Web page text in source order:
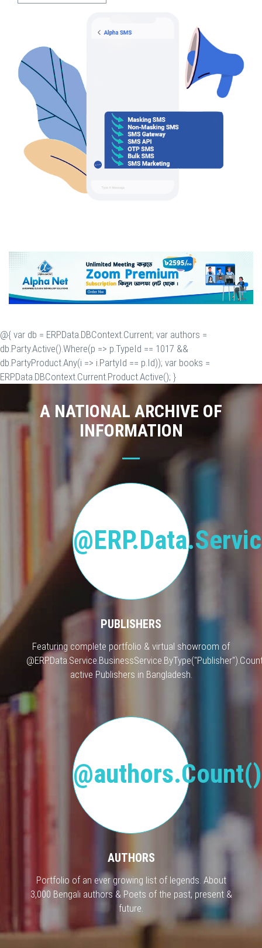
@{ var db = ERP.Data.DBContext.Current; var authors =
db.Party.Active().Where(p => p.TypeId == 1017 &&
db.PartyProduct.Any(i => i.PartyId == p.Id)); var books =
ERP.Data.DBContext.Current.Product.Active(); }
A NATIONAL ARCHIVE OF
INFORMATION
PUBLISHERS
Featuring complete portfolio & virtual showroom of
active Publishers in Bangladesh.
AUTHORS
Portfolio of an ever growing list of legends. About
3,000 Bengali authors & Poets of the past, present &
future.